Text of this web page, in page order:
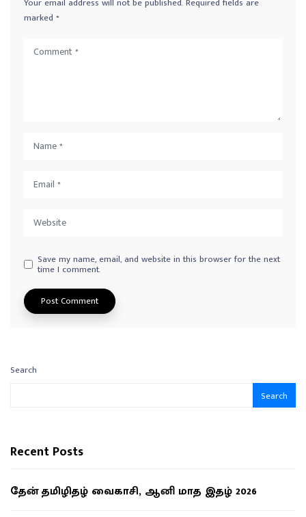
marked *
Save my name, email, and website in this browser for the next
time I comment.
Search
Search
Recent Posts
தேன் தமிழிதழ் வைகாசி, ஆனி மாத இதழ் 2026